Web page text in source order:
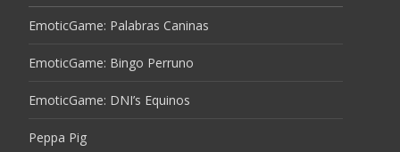
EmoticGame: Palabras Caninas
EmoticGame: Bingo Perruno
EmoticGame: DNI’s Equinos
Peppa Pig